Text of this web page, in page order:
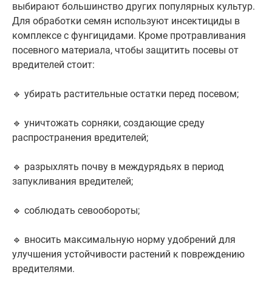
выбирают большинство других популярных культур.
Для обработки семян используют инсектициды в
комплексе с фунгицидами. Кроме протравливания
посевного материала, чтобы защитить посевы от
вредителей стоит:
🔹 убирать растительные остатки перед посевом;
🔹 уничтожать сорняки, создающие среду
распространения вредителей;
🔹 разрыхлять почву в междурядьях в период
запукливания вредителей;
🔹 соблюдать севообороты;
🔹 вносить максимальную норму удобрений для
улучшения устойчивости растений к повреждению
вредителями.